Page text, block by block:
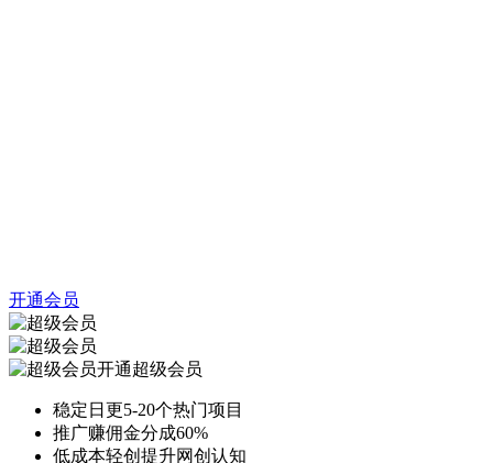
开通会员
开通超级会员
稳定日更5-20个热门项目
推广赚佣金分成60%
低成本轻创提升网创认知